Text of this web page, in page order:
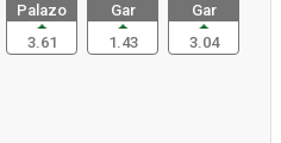
Palazo
3.61
Gar
1.43
Gar
3.04